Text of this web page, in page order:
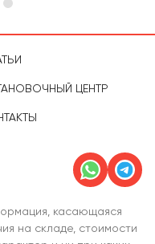
ЦЕНТР
касающаяся
на складе, стоимости